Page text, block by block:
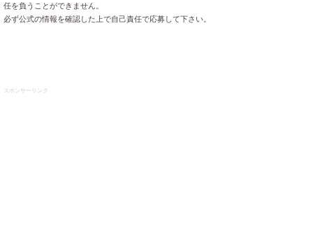
任を負うことができません。
必ず公式の情報を確認した上で自己責任で応募して下さい。
スポンサーリンク